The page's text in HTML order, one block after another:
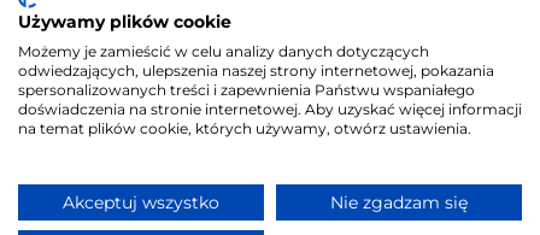
PRIME MMA
Żużlowa Ekstraliga
Speedway Grand Prix
Skoki narciarskie
Kontakt•Reklama• Polityka prywatności
Używamy plików cookie
Możemy je zamieścić w celu analizy danych dotyczących
odwiedzających, ulepszenia naszej strony internetowej, pokazania
spersonalizowanych treści i zapewnienia Państwu wspaniałego
doświadczenia na stronie internetowej. Aby uzyskać więcej informacji
na temat plików cookie, których używamy, otwórz ustawienia.
Akceptuj wszystko Nie zgadzam się